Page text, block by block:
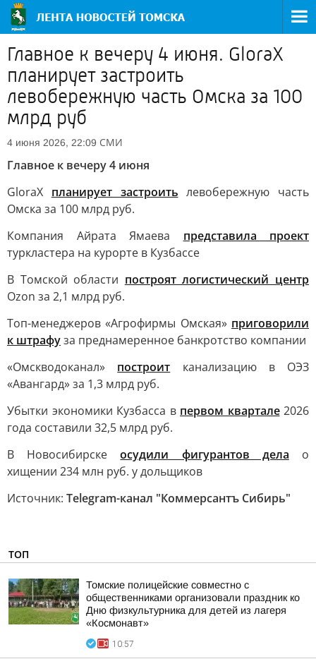
Главное к вечеру 4 июня. GloraX
планирует застроить
левобережную часть Омска за 100
млрд руб
4 июня 2026, 22:09 СМИ
Главное к вечеру 4 июня
GloraX планирует застроить левобережную часть
Омска за 100 млрд руб.
Компания Айрата Ямаева представила проект
туркластера на курорте в Кузбассе
В Томской области построят логистический центр
Ozon за 2,1 млрд руб.
Топ-менеджеров «Агрофирмы Омская» приговорили
к штрафуза преднамеренное банкротство компании
«Омскводоканал» построит канализацию в ОЭЗ
«Авангард» за 1,3 млрд руб.
Убытки экономики Кузбасса в первом квартале2026
года составили 32,5 млрд руб.
В Новосибирскеосудили фигурантов дела о
хищении 234 млн руб. у дольщиков
Источник: Telegram-канал "Коммерсантъ Сибирь"
ТОП
Томские полицейские совместно с
общественниками организовали праздник ко
Дню физкультурника для детей из лагеря
«Космонавт»
10:57